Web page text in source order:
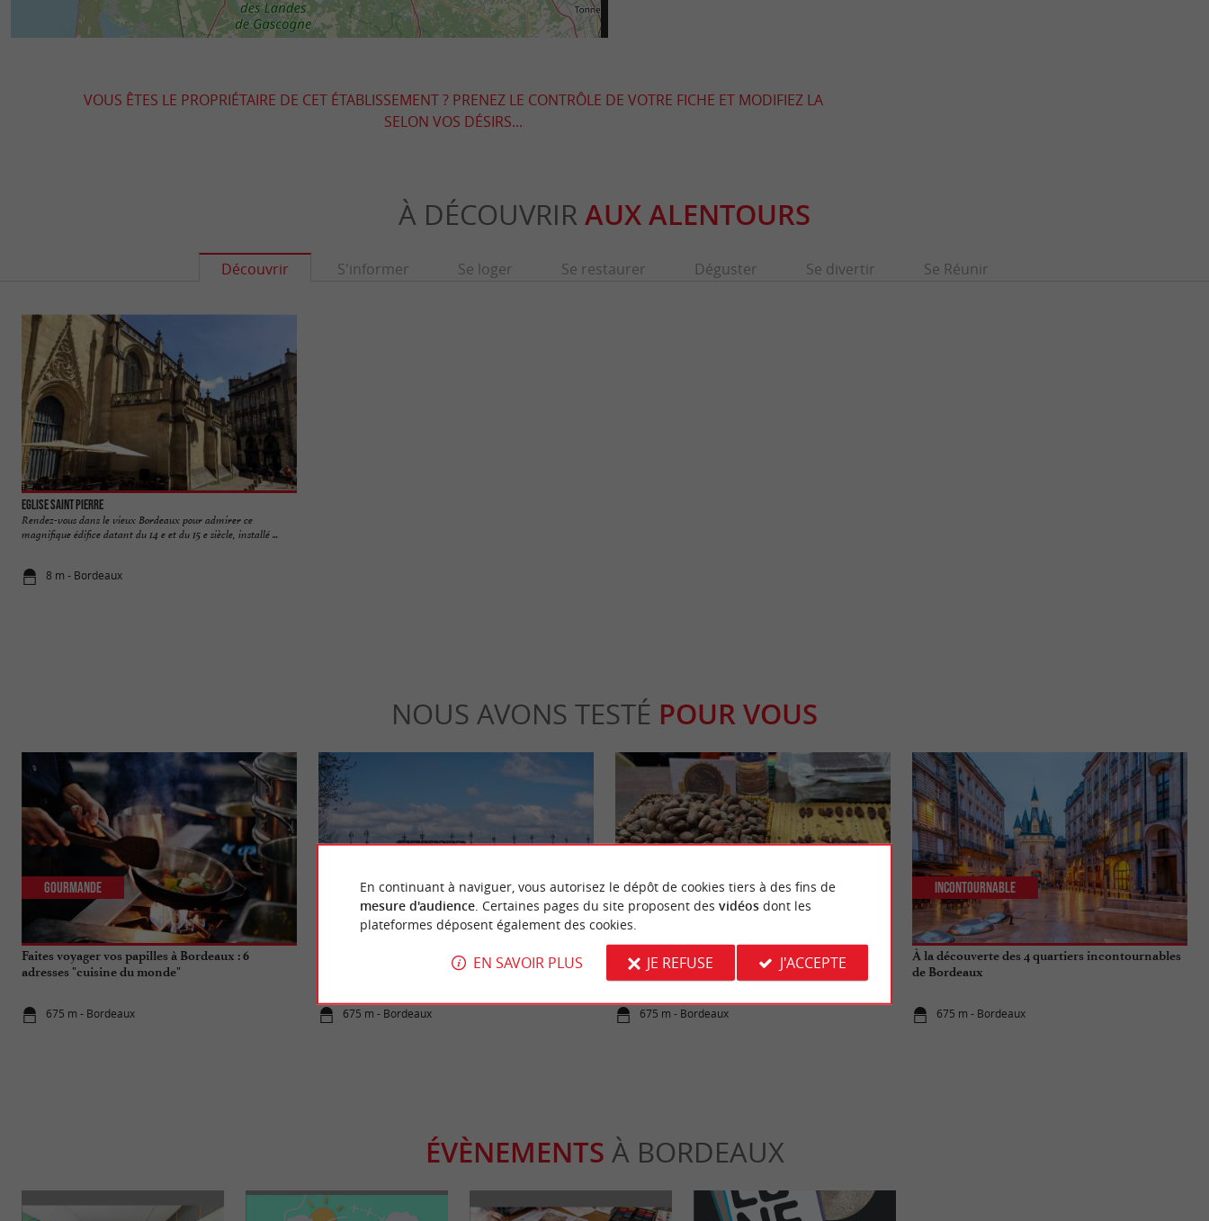
VOUS ÊTES LE PROPRIÉTAIRE DE CET ÉTABLISSEMENT ? PRENEZ LE CONTRÔLE DE VOTRE FICHE ET MODIFIEZ LA
SELON VOS DÉSIRS...
À DÉCOUVRIR AUX ALENTOURS
Découvrir S'informer Se loger Se restaurer Déguster Se divertir Se Réunir
Eglise Saint Pierre
Rendez-vous dans le vieux Bordeaux pour admirer ce
magnifique édifice datant du 14 e et du 15 e siècle, installé ...
8 m - Bordeaux
NOUS AVONS TESTÉ POUR VOUS
Faites voyager vos papilles à Bordeaux : 6
adresses "cuisine du monde"
675 m - Bordeaux
Gourmande
Travaux du Pont de Pierre à Bordeaux : Tout ce
qui change pour vos déplacements de l'été 2026
675 m - Bordeaux
Actualités
Festival Showcolat Bordeaux 2026 : Une
immersion au pays du cacao d’exception
675 m - Bordeaux
Gourmande
À la découverte des 4 quartiers incontournables
de Bordeaux
675 m - Bordeaux
Incontournable
ÉVÈNEMENTS À BORDEAUX
En continuant à naviguer, vous autorisez le dépôt de cookies tiers à des fins de
mesure d'audience. Certaines pages du site proposent des vidéosdont les
plateformes déposent également des cookies.
EN SAVOIR PLUS JE REFUSE J'ACCEPTE